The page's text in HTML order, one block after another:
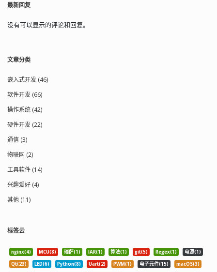
文件大小，例如大小为 400 bytes，它在
“400”。（不同的软件可能有所却别）
用 STX 的 1024 字节传输；如果文件大
帧用 128 字节来传输数据。若数据不足
XMODEM/YMODEM 协议：
http://pauillac.inria.fr/~doligez/zmodem/ymodem.txt
ZMODEM 协议：
http://gallium.inria.fr/~doligez/zmodem/zmodem.t...
最新回复
没有可以显示的评论和回复。
文章分类
嵌入式开发 (46)
软件开发 (66)
操作系统 (42)
硬件开发 (22)
通信 (3)
物联网 (2)
工具软件 (14)
兴趣爱好 (4)
其他 (11)
标签云
nginx(4) MCU(8) 瑞萨(1) IAR(1) 算法(1) git(5) Regex(1)
电源(1)
Qt(23)
LED(6) Python(8) Uart(2) PWM(1) 电子元件(15)
macOS(3)